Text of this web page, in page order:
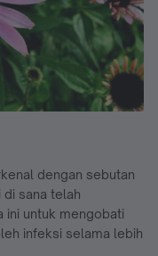
dengan sebutan
sana telah
ini untuk mengobati
infeksi selama lebih